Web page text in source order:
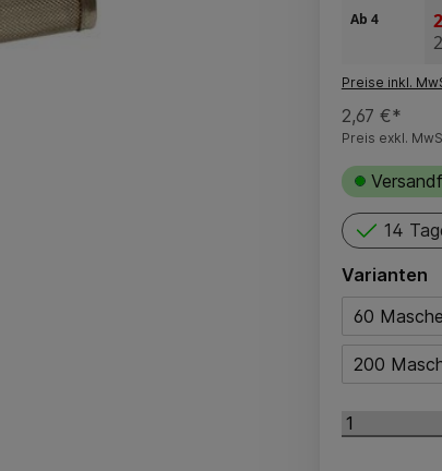
Ab 4
Preise inkl.
2,67 €*
Preis exkl.
14
Varianten
60
200